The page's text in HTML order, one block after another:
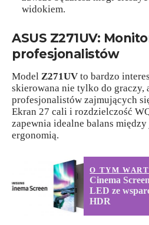
widokiem.
ASUS Z271UV:
profesjonalistów
Model Z271UV to bardzo
skierowana nie tylko do graczy,
profesjonalistów zajmujących
Ekran 27 cali i rozdzielczość
zapewnia idealne balans
ergonomią.
O TYM
Cinema
LED ze
HDR